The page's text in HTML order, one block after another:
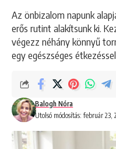
Az önbizalom napunk
erős rutint alakítsunk ki.
végezz néhány könnyű
egy egészséges
Utolsó módosítás: február 23,
Balogh Nóra